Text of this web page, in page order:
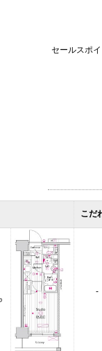
セールスポ
こだ
-